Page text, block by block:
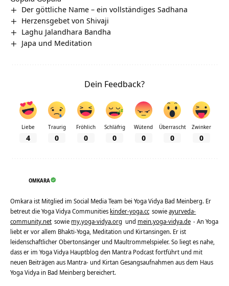
Der göttliche Name – ein vollständiges Sadhana
Herzensgebet von Shivaji
Laghu Jalandhara Bandha
Japa und Meditation
Dein Feedback?
Liebe
4
Traurig
0
Fröhlich
0
Schläfrig
0
Wütend
0
Überrascht
0
Zwinker
0
OMKARA
Omkara ist Mitglied im Social Media Team bei Yoga Vidya Bad Meinberg. Er
betreut die Yoga Vidya Communities kinder-yoga.cc sowieayurveda-
community.net sowie my.yoga-vidya.org und mein.yoga-vidya.de - An Yoga
liebt er vor allem Bhakti-Yoga, Meditation und Kirtansingen. Er ist
leidenschaftlicher Obertonsänger und Maultrommelspieler. So liegt es nahe,
dass er im Yoga Vidya Hauptblog den Mantra Podcast fortführt und mit
neuen Beiträgen aus Mantra- und Kirtan Gesangsaufnahmen aus dem Haus
Yoga Vidya in Bad Meinberg bereichert.